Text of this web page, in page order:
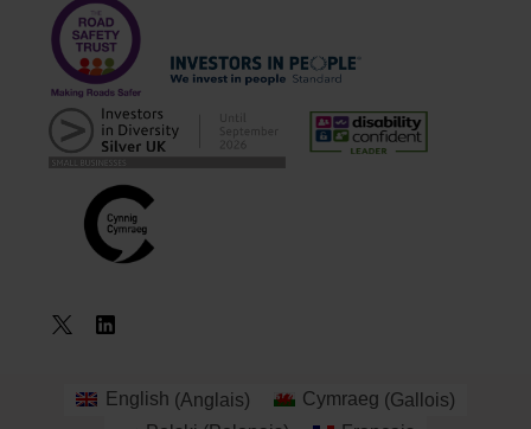
English (Anglais) Cymraeg (Gallois)